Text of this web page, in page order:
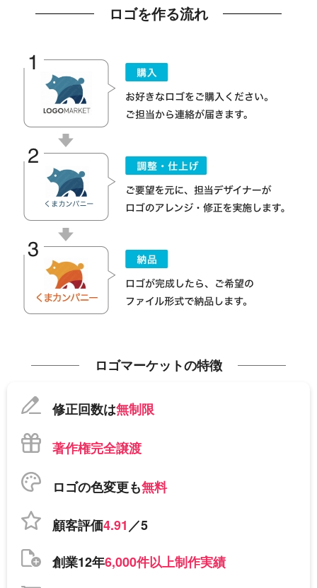
ロゴを作る流れ
ロゴマーケットの特徴
修正回数は無制限
著作権完全譲渡
ロゴの色変更も無料
顧客評価4.91／5
創業12年6,000件以上制作実績